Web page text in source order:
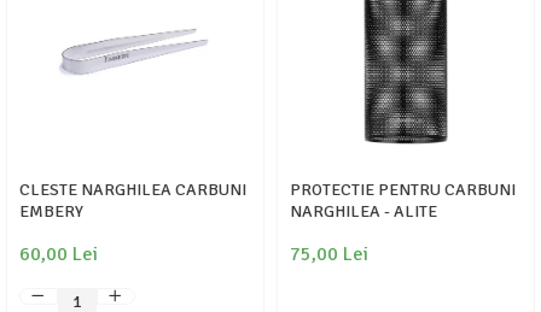
CLESTE NARGHILEA CARBUNI
EMBERY
60,00 Lei
PROTECTIE PENTRU CARBUNI
NARGHILEA - ALITE
75,00 Lei